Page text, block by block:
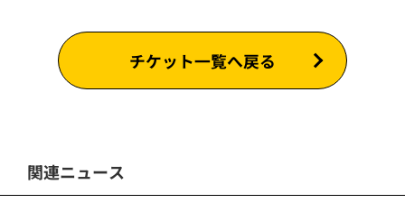
チケット一覧へ戻る
関連ニュース